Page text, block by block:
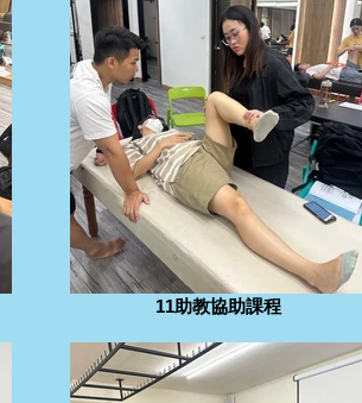
11助教協助課程